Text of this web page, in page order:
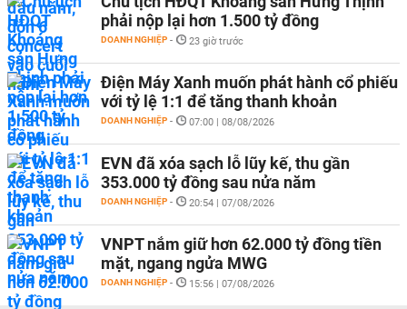
phải nộp lại hơn 1.500 tỷ đồng
DOANH NGHIỆP - 23 giờ trước
Điện Máy Xanh muốn phát hành cổ phiếu
với tỷ lệ 1:1 để tăng thanh khoản
DOANH NGHIỆP - 07:00 | 08/08/2026
EVN đã xóa sạch lỗ lũy kế, thu gần
353.000 tỷ đồng sau nửa năm
DOANH NGHIỆP - 20:54 | 07/08/2026
VNPT nắm giữ hơn 62.000 tỷ đồng tiền
mặt, ngang ngửa MWG
DOANH NGHIỆP - 15:56 | 07/08/2026